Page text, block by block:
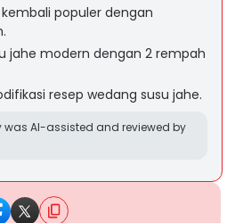
populer dengan
jahe modern dengan 2 rempah
resep wedang susu jahe.
AI-assisted and reviewed by